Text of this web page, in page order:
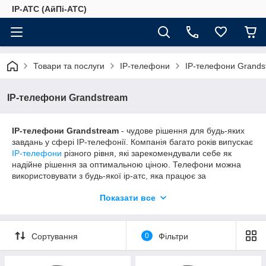
IP-АТС (АйПі-АТС)
Товари та послуги IP-телефони IP-телефони
IP-телефони Grandstream
IP-телефони Grandstream - чудове рішення для будь-яких
завдань у сфері IP-телефонії. Компанія багато років випускає
IP-телефони різного рівня, які зарекомендували себе як
надійне рішення за оптимальною ціною. Телефони можна
використовувати з будь-якої ip-атс, яка працює за
GRP260X
нова лінійка 2020 року випуску, до якої входять недорогі IP-
Показати все
Сортування 0 Фільтри